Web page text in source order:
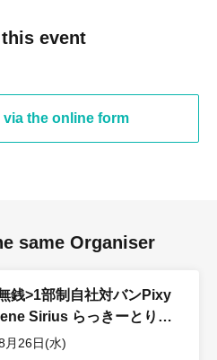
event
via the online form
same Organiser
銭>1部制自社対バンPixy
Sirius らっきーとりが
Astell 暁 革命軍
月26日(水)